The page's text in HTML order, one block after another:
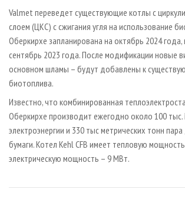
Valmet переведет существующие котлы с
слоем (ЦКС) с сжигания угля на использование
Оберкирхе запланирована на октябрь 2024 года,
сентябрь 2023 года. После модификации новые
основном шламы – будут добавлены к
биотоплива.
Известно, что комбинированная
Оберкирхе производит ежегодно около 100
электроэнергии и 330 тыс метрических тонн
бумаги. Котел Kehl CFB имеет тепловую
электрическую мощность – 9 МВт.